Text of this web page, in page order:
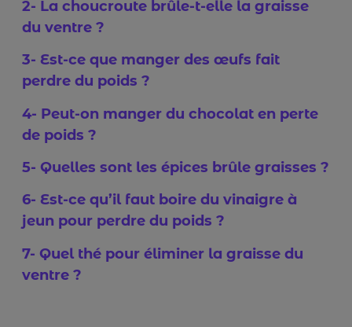
2- La choucroute brûle-t-elle la graisse
du ventre ?
3- Est-ce que manger des œufs fait
perdre du poids ?
4- Peut-on manger du chocolat en perte
de poids ?
5- Quelles sont les épices brûle graisses ?
6- Est-ce qu’il faut boire du vinaigre à
jeun pour perdre du poids ?
7- Quel thé pour éliminer la graisse du
ventre ?